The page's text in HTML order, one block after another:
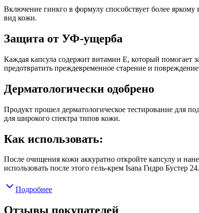
Включение гинкго в формулу способствует более
вид кожи.
Защита от УФ-ущерба
Каждая капсула содержит витамин Е, который помогает
предотвратить преждевременное старение и
Дерматологически одобрено
Продукт прошел дерматологическое тестирование для
для широкого спектра типов кожи.
Как использовать:
После очищения кожи аккуратно откройте капсулу и
использовать после этого гель-крем Isana Гидро Бустер 24.
Подробнее
Отзывы покупателей